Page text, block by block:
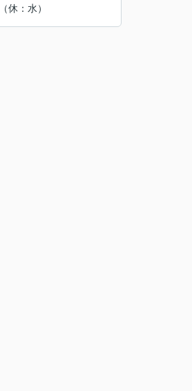
（休：水）